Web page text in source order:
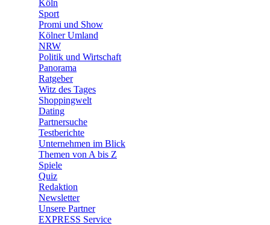
Köln
Sport
Promi und Show
Kölner Umland
NRW
Politik und Wirtschaft
Panorama
Ratgeber
Witz des Tages
Shoppingwelt
Dating
Partnersuche
Testberichte
Unternehmen im Blick
Themen von A bis Z
Spiele
Quiz
Redaktion
Newsletter
Unsere Partner
EXPRESS Service